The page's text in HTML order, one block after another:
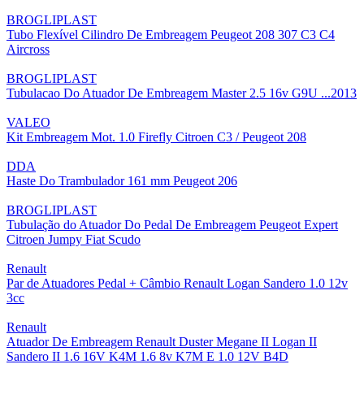
BROGLIPLAST
Tubo Flexível Cilindro De Embreagem Peugeot 208 307 C3 C4
Aircross
BROGLIPLAST
Tubulacao Do Atuador De Embreagem Master 2.5 16v G9U ...2013
VALEO
Kit Embreagem Mot. 1.0 Firefly Citroen C3 / Peugeot 208
DDA
Haste Do Trambulador 161 mm Peugeot 206
BROGLIPLAST
Tubulação do Atuador Do Pedal De Embreagem Peugeot Expert
Citroen Jumpy Fiat Scudo
Renault
Par de Atuadores Pedal + Câmbio Renault Logan Sandero 1.0 12v
3cc
Renault
Atuador De Embreagem Renault Duster Megane II Logan II
Sandero II 1.6 16V K4M 1.6 8v K7M E 1.0 12V B4D